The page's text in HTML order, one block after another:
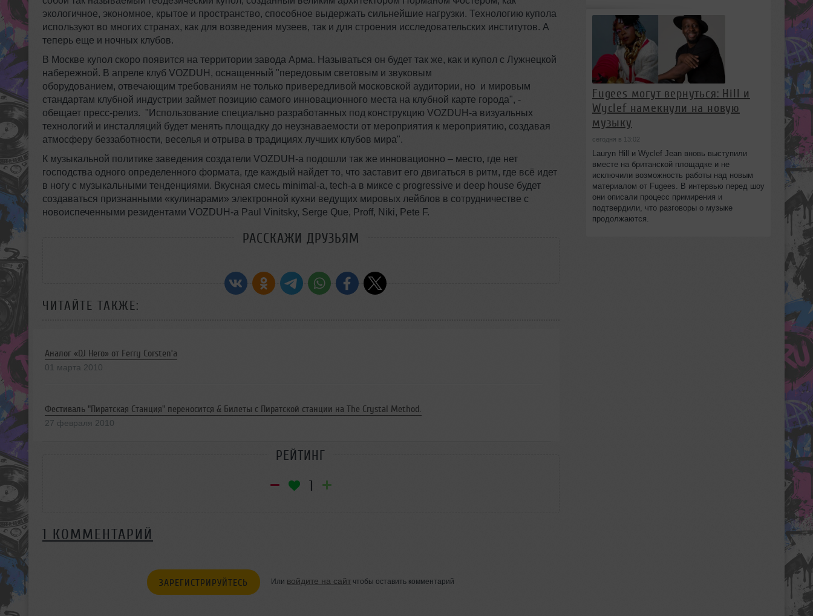
экологичное, экономное, крытое и пространство, способное выдержать сильнейшие нагрузки. Технологию купола
используют во многих странах, как для возведения музеев, так и для строения исследовательских институтов. А
теперь еще и ночных клубов.
В Москве купол скоро появится на территории завода Арма. Называться он будет так же, как и купол с Лужнецкой
набережной. В апреле клуб VOZDUH, оснащенный "передовым световым и звуковым
оборудованием, отвечающим требованиям не только привередливой московской аудитории, но и мировым
стандартам клубной индустрии займет позицию самого инновационного места на клубной карте города", -
обещает пресс-релиз. "Использование специально разработанных под конструкцию VOZDUH-а визуальных
технологий и инсталляций будет менять площадку до неузнаваемости от мероприятия к мероприятию, создавая
атмосферу беззаботности, веселья и отрыва в традициях лучших клубов мира".
К музыкальной политике заведения создатели VOZDUH-а подошли так же инновационно – место, где нет
господства одного определенного формата, где каждый найдет то, что заставит его двигаться в ритм, где всё идет
в ногу с музыкальными тенденциями. Вкусная смесь minimal-a, tech-а в миксе с progressive и deep house будет
создаваться признанными «кулинарами» электронной кухни ведущих мировых лейблов в сотрудничестве с
новоиспеченными резидентами VOZDUH-a Paul Vinitsky, Serge Que, Proff, Niki, Pete F.
РАССКАЖИ ДРУЗЬЯМ
ЧИТАЙТЕ ТАКЖЕ:
Аналог «DJ Hero» от Ferry Corsten’а
01 марта 2010
Фестиваль "Пиратская Станция" переносится & Билеты с Пиратской станции на The Crystal Method.
27 февраля 2010
РЕЙТИНГ
1
1 КОММЕНТАРИЙ
ЗАРЕГИСТРИРУЙТЕСЬ Или войдите на сайт чтобы оставить комментарий
Fugees могут вернуться: Hill и
Wyclef намекнули на новую
музыку
сегодня в 13:02
Lauryn Hill и Wyclef Jean вновь выступили
вместе на британской площадке и не
исключили возможность работы над новым
материалом от Fugees. В интервью перед шоу
они описали процесс примирения и
подтвердили, что разговоры о музыке
продолжаются.